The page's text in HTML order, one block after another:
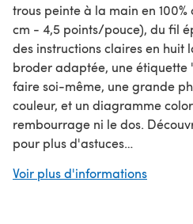
trous peinte à la main en 100%
cm - 4,5 points/pouce), du fil
des instructions claires en huit
broder adaptée, une étiquette
faire soi-même, une grande
couleur, et un diagramme
rembourrage ni le dos.
pour plus d'astuces
/ 16" x 16", Catégorie d'âge : à
Voir plus d'informations